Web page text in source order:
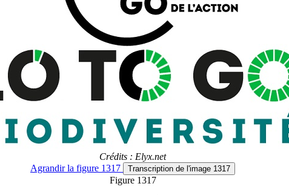
Crédits : Elyx.net
Agrandirla figure 1317 Transcription de l'image 1317
Figure 1317